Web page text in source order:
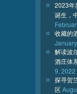
2023年
诞生，
收藏的
解读波
酒庄体
9, 2022
探寻贺
区